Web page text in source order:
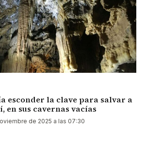
esconder la clave para salvar a
en sus cavernas vacías
de 2025 a las 07:30